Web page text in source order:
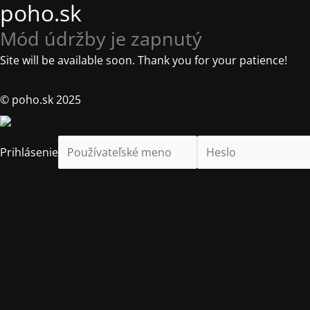
poho.sk
Mód údržby je zapnutý
Site will be available soon. Thank you for your patience!
© poho.sk 2025
Prihlásenie